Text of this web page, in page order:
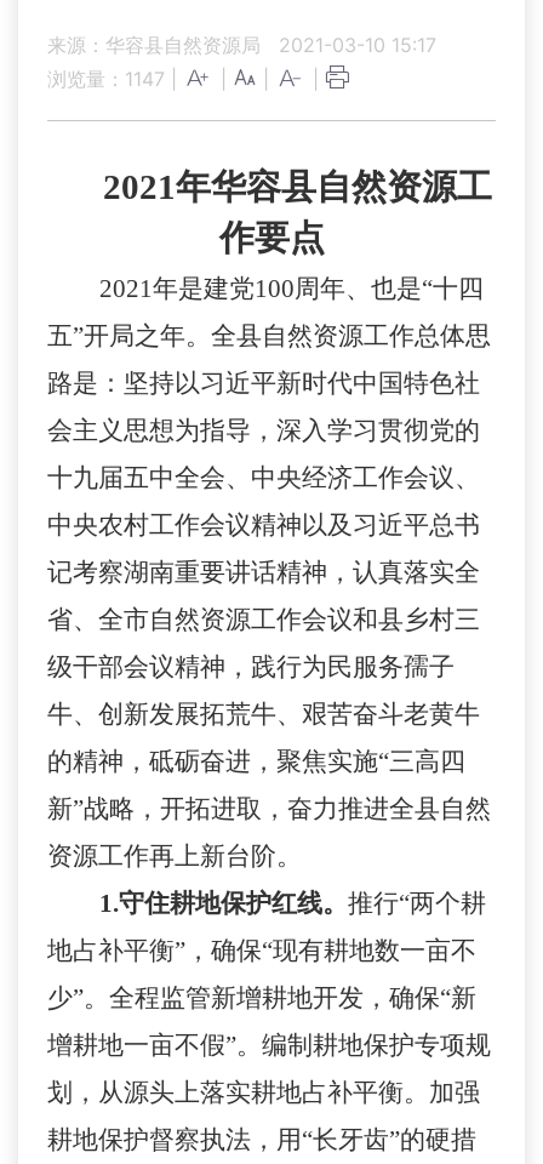
来源：华容县自然资源局
2021-03-10 15:17
浏览量： 1147
2021年华容县自然资源工
作要点
2021年是建党100周年、也是“十四
五”开局之年。全县自然资源工作总体思
路是：坚持以习近平新时代中国特色社
会主义思想为指导，深入学习贯彻党的
十九届五中全会、中央经济工作会议、
中央农村工作会议精神以及习近平总书
记考察湖南重要讲话精神，认真落实全
省、全市自然资源工作会议和县乡村三
级干部会议精神，践行为民服务孺子
牛、创新发展拓荒牛、艰苦奋斗老黄牛
的精神，砥砺奋进，聚焦实施“三高四
新”战略，开拓进取，奋力推进全县自然
资源工作再上新台阶。
1.守住耕地保护红线。 推行“两个耕
地占补平衡”，确保“现有耕地数一亩不
少”。全程监管新增耕地开发，确保“新
增耕地一亩不假”。编制耕地保护专项规
划，从源头上落实耕地占补平衡。加强
耕地保护督察执法，用“长牙齿”的硬措